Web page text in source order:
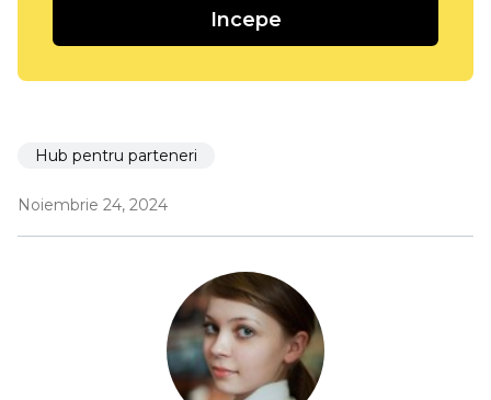
Incepe
Hub pentru parteneri
Noiembrie 24, 2024